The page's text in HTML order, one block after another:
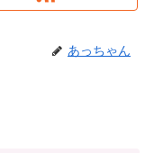
あっちゃん